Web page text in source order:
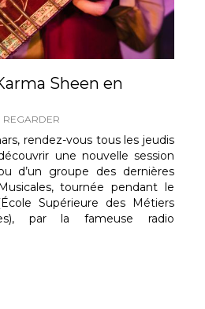
Sheen en
REGARDER
rendez-vous tous les jeudis
une nouvelle session
d’un groupe des dernières
tournée pendant le
Supérieure des Métiers
par la fameuse radio